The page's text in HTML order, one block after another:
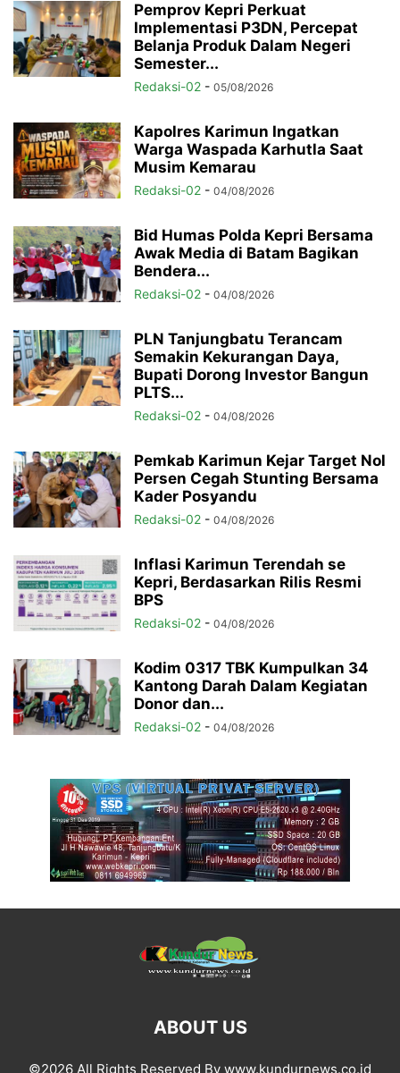
Pemprov Kepri Perkuat
Implementasi P3DN, Percepat
Belanja Produk Dalam Negeri
Semester...
Redaksi-02 - 05/08/2026
Kapolres Karimun Ingatkan
Warga Waspada Karhutla Saat
Musim Kemarau
Redaksi-02 - 04/08/2026
Bid Humas Polda Kepri Bersama
Awak Media di Batam Bagikan
Bendera...
Redaksi-02 - 04/08/2026
PLN Tanjungbatu Terancam
Semakin Kekurangan Daya,
Bupati Dorong Investor Bangun
PLTS...
Redaksi-02 - 04/08/2026
Pemkab Karimun Kejar Target Nol
Persen Cegah Stunting Bersama
Kader Posyandu
Redaksi-02 - 04/08/2026
Inflasi Karimun Terendah se
Kepri, Berdasarkan Rilis Resmi
BPS
Redaksi-02 - 04/08/2026
Kodim 0317 TBK Kumpulkan 34
Kantong Darah Dalam Kegiatan
Donor dan...
Redaksi-02 - 04/08/2026
ABOUT US
©2026 All Rights Reserved By www.kundurnews.co.id